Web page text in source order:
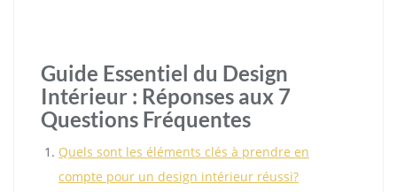
Guide Essentiel du Design
Intérieur : Réponses aux 7
Questions Fréquentes
Quels sont les éléments clés à prendre en
compte pour un design intérieur réussi?